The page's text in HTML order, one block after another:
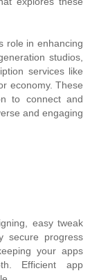
role in enhancing
studios,
services like
economy. These
to connect and
and engaging
easy tweak
secure progress
your apps
Efficient app